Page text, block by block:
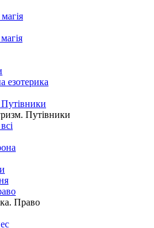
езотерика
Путівники
Право